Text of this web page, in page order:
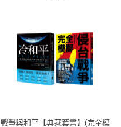
戰爭與和平【典藏套書】(完全模